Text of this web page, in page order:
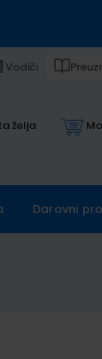
Vodiči
želja
Darovni